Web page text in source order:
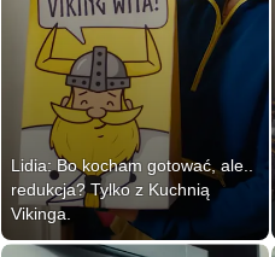
Lidia: Bo kocham gotować, ale..
redukcja? Tylko z Kuchnią
Vikinga.